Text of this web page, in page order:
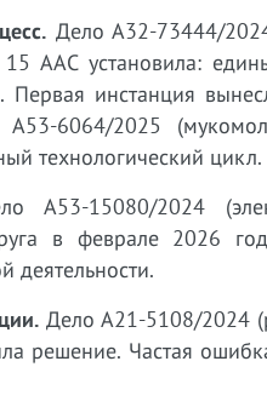
Дело А32-73444/
ААС установила:
Первая инстанция
6064/2025
технологический цикл.
А53-15080/2024
в феврале 2026
деятельности.
Дело А21-5108/2024
решение. Частая